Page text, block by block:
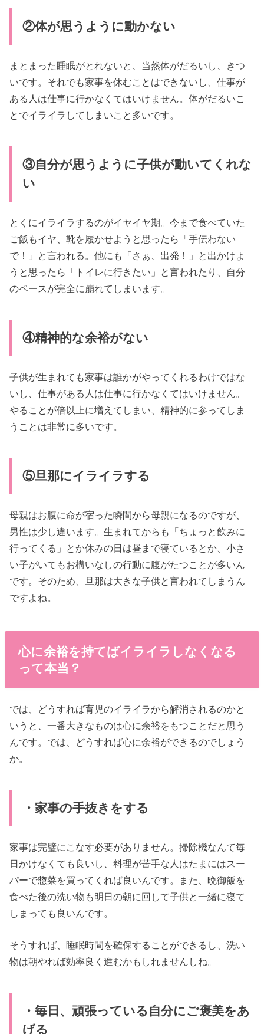
②体が思うように動かない
まとまった睡眠がとれないと、当然体がだるいし、きつ
いです。それでも家事を休むことはできないし、仕事が
ある人は仕事に行かなくてはいけません。体がだるいこ
とでイライラしてしまいこと多いです。
③自分が思うように子供が動いてくれな
い
とくにイライラするのがイヤイヤ期。今まで食べていた
ご飯もイヤ、靴を履かせようと思ったら「手伝わない
で！」と言われる。他にも「さぁ、出発！」と出かけよ
うと思ったら「トイレに行きたい」と言われたり、自分
のペースが完全に崩れてしまいます。
④精神的な余裕がない
子供が生まれても家事は誰かがやってくれるわけではな
いし、仕事がある人は仕事に行かなくてはいけません。
やることが倍以上に増えてしまい、精神的に参ってしま
うことは非常に多いです。
⑤旦那にイライラする
母親はお腹に命が宿った瞬間から母親になるのですが、
男性は少し違います。生まれてからも「ちょっと飲みに
行ってくる」とか休みの日は昼まで寝ているとか、小さ
い子がいてもお構いなしの行動に腹がたつことが多いん
です。そのため、旦那は大きな子供と言われてしまうん
ですよね。
心に余裕を持てばイライラしなくなる
って本当？
では、どうすれば育児のイライラから解消されるのかと
いうと、一番大きなものは心に余裕をもつことだと思う
んです。では、どうすれば心に余裕ができるのでしょう
か。
・家事の手抜きをする
家事は完璧にこなす必要がありません。掃除機なんて毎
日かけなくても良いし、料理が苦手な人はたまにはスー
パーで惣菜を買ってくれば良いんです。また、晩御飯を
食べた後の洗い物も明日の朝に回して子供と一緒に寝て
しまっても良いんです。
そうすれば、睡眠時間を確保することができるし、洗い
物は朝やれば効率良く進むかもしれませんしね。
・毎日、頑張っている自分にご褒美をあ
げる